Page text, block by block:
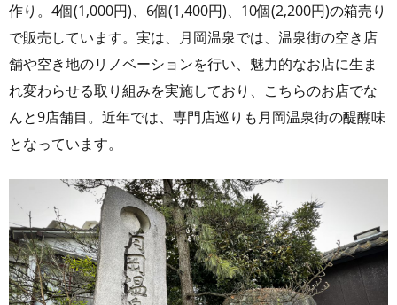
作り。4個(1,000円)、6個(1,400円)、10個(2,200円)の箱売り
で販売しています。実は、月岡温泉では、温泉街の空き店
舗や空き地のリノベーションを行い、魅力的なお店に生ま
れ変わらせる取り組みを実施しており、こちらのお店でな
んと9店舗目。近年では、専門店巡りも月岡温泉街の醍醐味
となっています。